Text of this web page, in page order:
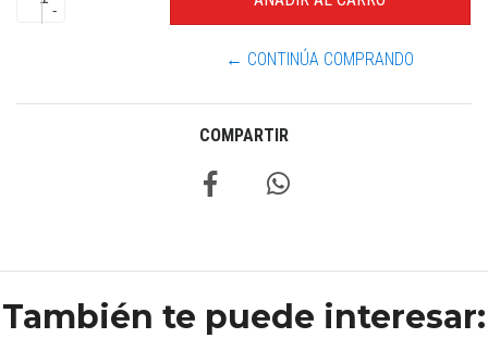
-
← CONTINÚA COMPRANDO
COMPARTIR
También te puede interesar: